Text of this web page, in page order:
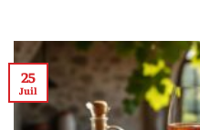
25
Juil